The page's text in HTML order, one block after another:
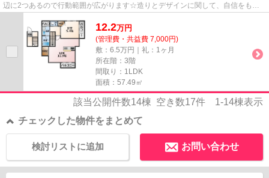
辺に2つあるので行動範囲が広がります☆造りとデザインに関して、自信をもっ
12.2万円
(管理費・共益費 7,000円)
敷：6.5万円｜礼：1ヶ月
所在階：3階
間取り：1LDK
面積：57.49㎡
該当公開件数14棟 空き数17件 1-14棟表示
チェックした物件をまとめて
お問い合わせ
検討リストに追加